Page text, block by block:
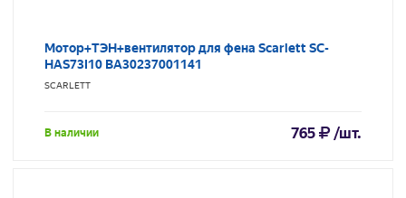
Мотор+ТЭН+вентилятор для фена Scarlett SC-
HAS73I10 BA30237001141
SCARLETT
В наличии 765 /шт.